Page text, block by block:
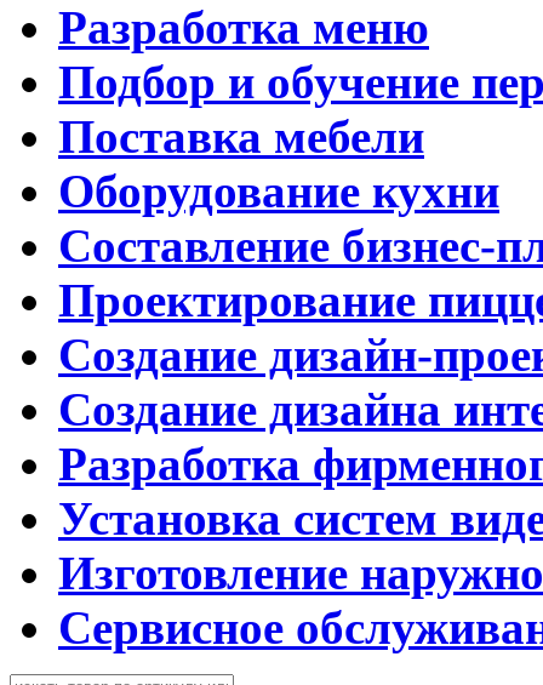
Разработка меню
Подбор и обучение
Поставка мебели
Оборудование кухни
Составление бизнес-
Проектирование
Создание дизайн-
Создание дизайна
Разработка
Установка систем
Изготовление
Сервисное